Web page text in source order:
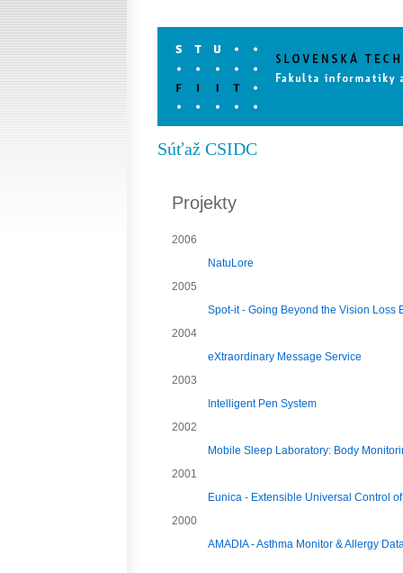
Súťaž CSIDC
Projekty
2006
NatuLore
2005
Spot-it - Going Beyond the Vision Loss
2004
eXtraordinary Message Service
2003
Intelligent Pen System
2002
Mobile Sleep Laboratory: Body
2001
Eunica - Extensible Universal Control
2000
AMADIA - Asthma Monitor & Allergy